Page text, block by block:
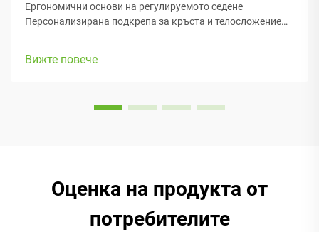
Ергономични основи на регулируемото седене
Персонализирана подкрепа за кръста и телосложение
особено при ергономичните офис столове, на които
Вижте повече
Оценка на продукта от
потребителите